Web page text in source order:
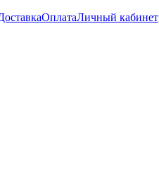
ОплатаЛичный кабинет